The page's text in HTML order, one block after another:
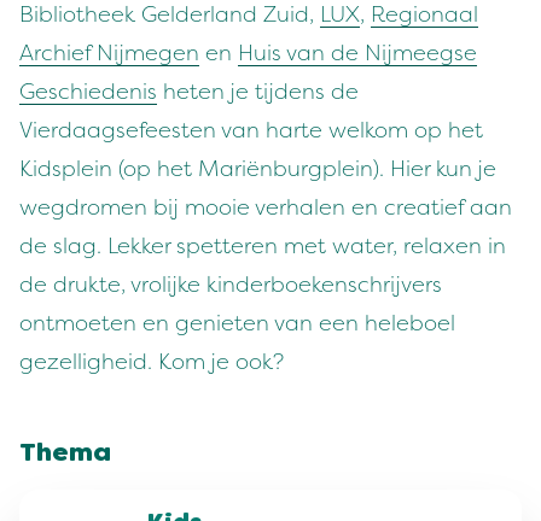
Bibliotheek Gelderland Zuid, LUX, Regionaal
Archief Nijmegen en Huis van de Nijmeegse
Geschiedenis heten je tijdens de
Vierdaagsefeesten van harte welkom op het
Kidsplein (op het Mariënburgplein). Hier kun je
wegdromen bij mooie verhalen en creatief aan
de slag. Lekker spetteren met water, relaxen in
de drukte, vrolijke kinderboekenschrijvers
ontmoeten en genieten van een heleboel
gezelligheid. Kom je ook?
Thema